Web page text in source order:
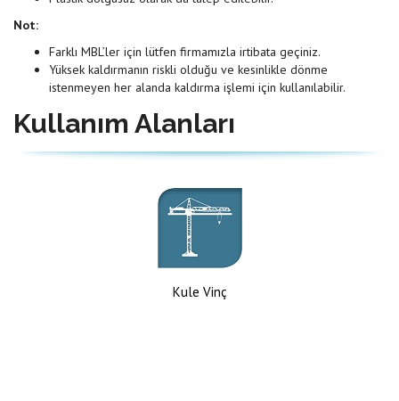
Not:
Farklı MBL’ler için lütfen firmamızla irtibata geçiniz.
Yüksek kaldırmanın riskli olduğu ve kesinlikle dönme
istenmeyen her alanda kaldırma işlemi için kullanılabilir.
Kullanım Alanları
Kule Vinç